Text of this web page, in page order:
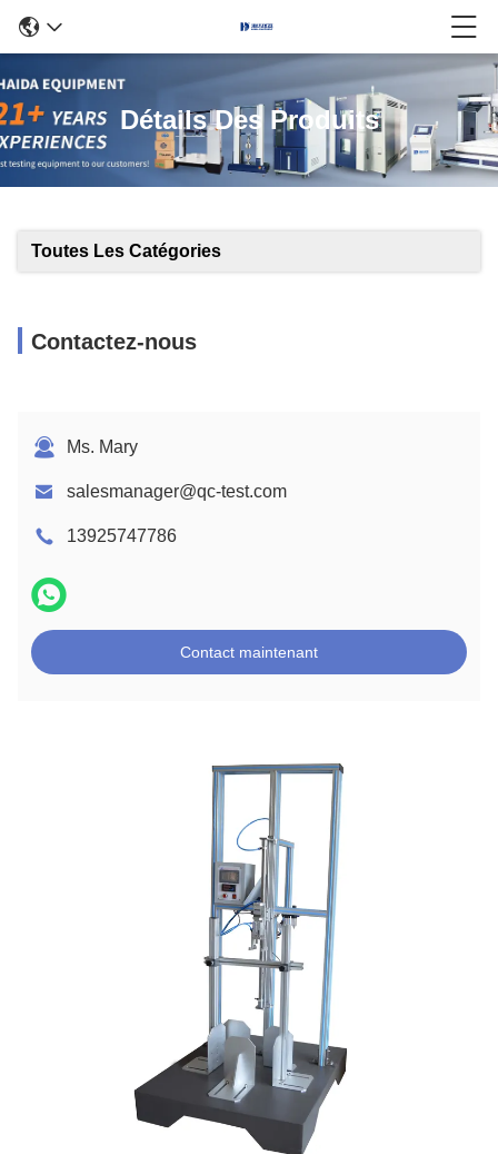
Détails Des Produits
Toutes Les Catégories
Contactez-nous
Ms. Mary
salesmanager@qc-test.com
13925747786
Contact maintenant